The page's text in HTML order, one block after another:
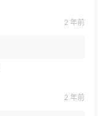
2 年前
2 年前